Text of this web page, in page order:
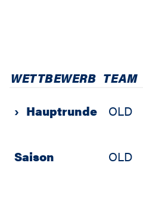
WETTBEWERB TEAM
› Hauptrunde OLD
Saison OLD